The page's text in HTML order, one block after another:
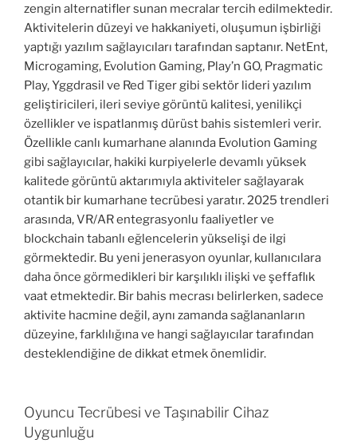
zengin alternatifler sunan mecralar tercih edilmektedir.
Aktivitelerin düzeyi ve hakkaniyeti, oluşumun işbirliği
yaptığı yazılım sağlayıcıları tarafından saptanır. NetEnt,
Microgaming, Evolution Gaming, Play’n GO, Pragmatic
Play, Yggdrasil ve Red Tiger gibi sektör lideri yazılım
geliştiricileri, ileri seviye görüntü kalitesi, yenilikçi
özellikler ve ispatlanmış dürüst bahis sistemleri verir.
Özellikle canlı kumarhane alanında Evolution Gaming
gibi sağlayıcılar, hakiki kurpiyelerle devamlı yüksek
kalitede görüntü aktarımıyla aktiviteler sağlayarak
otantik bir kumarhane tecrübesi yaratır. 2025 trendleri
arasında, VR/AR entegrasyonlu faaliyetler ve
blockchain tabanlı eğlencelerin yükselişi de ilgi
görmektedir. Bu yeni jenerasyon oyunlar, kullanıcılara
daha önce görmedikleri bir karşılıklı ilişki ve şeffaflık
vaat etmektedir. Bir bahis mecrası belirlerken, sadece
aktivite hacmine değil, aynı zamanda sağlananların
düzeyine, farklılığına ve hangi sağlayıcılar tarafından
desteklendiğine de dikkat etmek önemlidir.
Oyuncu Tecrübesi ve Taşınabilir Cihaz
Uygunluğu